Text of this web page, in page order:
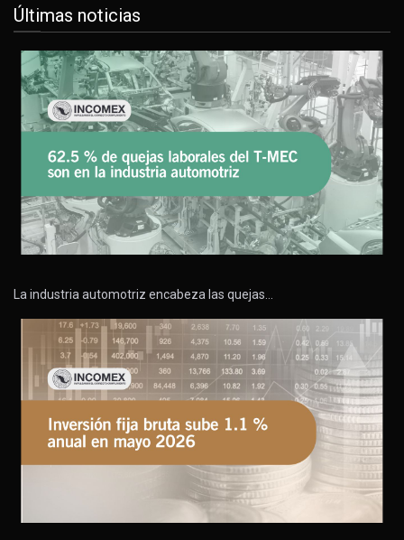
Últimas noticias
La industria automotriz encabeza las quejas…